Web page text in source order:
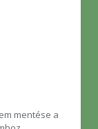
mentése a